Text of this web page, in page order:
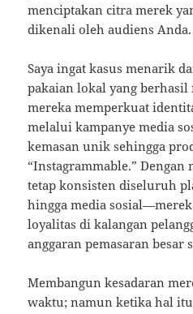
menciptakan citra merek
dikenali oleh audiens Anda.
Saya ingat kasus menarik
pakaian lokal yang berhasil
mereka memperkuat
melalui kampanye media
kemasan unik sehingga
“Instagrammable.” Dengan
tetap konsisten diseluruh
hingga media
loyalitas di kalangan
anggaran pemasaran besar
Membangun kesadaran
waktu; namun ketika hal